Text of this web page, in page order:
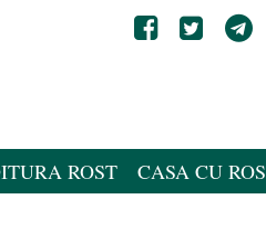
ROST CASA CU